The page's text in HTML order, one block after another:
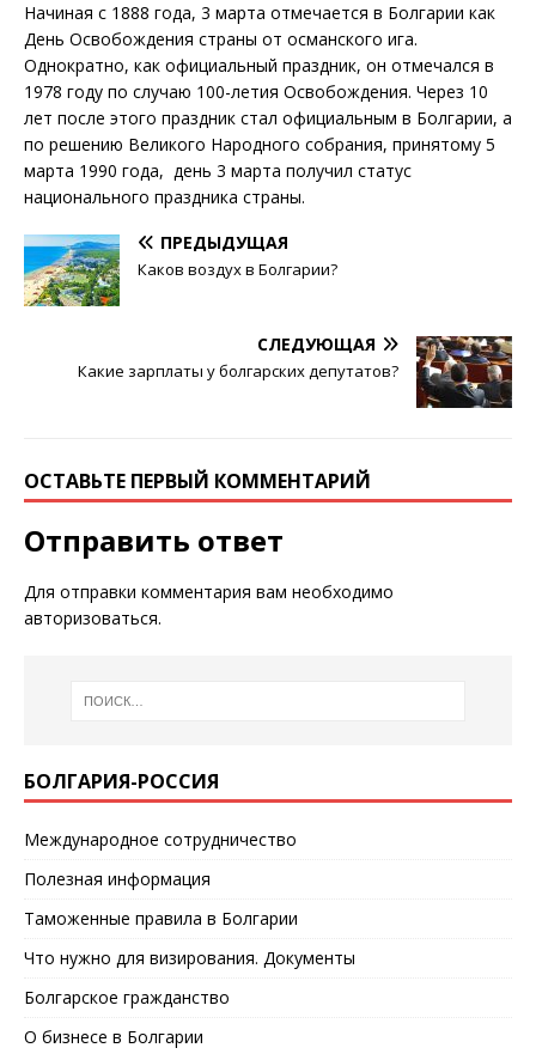
Начиная с 1888 года, 3 марта отмечается в Болгарии как
День Освобождения страны от османского ига.
Однократно, как официальный праздник, он отмечался в
1978 году по случаю 100-летия Освобождения. Через 10
лет после этого праздник стал официальным в Болгарии, а
по решению Великого Народного собрания, принятому 5
марта 1990 года, день 3 марта получил статус
национального праздника страны.
ПРЕДЫДУЩАЯ
Каков воздух в Болгарии?
СЛЕДУЮЩАЯ
Какие зарплаты у болгарских депутатов?
ОСТАВЬТЕ ПЕРВЫЙ КОММЕНТАРИЙ
Отправить ответ
Для отправки комментария вам необходимо
авторизоваться.
БОЛГАРИЯ-РОССИЯ
Международное сотрудничество
Полезная информация
Таможенные правила в Болгарии
Что нужно для визирования. Документы
Болгарское гражданство
О бизнесе в Болгарии